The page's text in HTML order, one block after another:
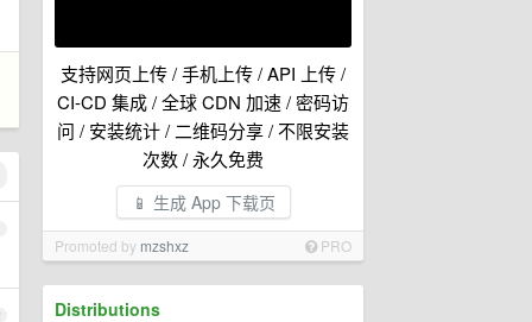
支持网页上传 / 手机上传 / API 上传 /
CI-CD 集成 / 全球 CDN 加速 / 密码访
问 / 安装统计 / 二维码分享 / 不限安装
次数 / 永久免费
📱 生成 App 下载页
Promoted by mzshxz PRO
Distributions